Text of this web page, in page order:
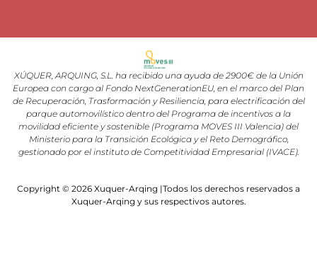
XÚQUER, ARQUING, S.L. ha recibido una ayuda de 2900€ de la Unión
Europea con cargo al Fondo NextGenerationEU, en el marco del Plan
de Recuperación, Trasformación y Resiliencia, para electrificación del
parque automovilístico dentro del Programa de incentivos a la
movilidad eficiente y sostenible (Programa MOVES III Valencia) del
Ministerio para la Transición Ecológica y el Reto Demográfico,
gestionado por el instituto de Competitividad Empresarial (IVACE).
Copyright © 2026 Xuquer-Arqing |Todos los derechos reservados a
Xuquer-Arqing y sus respectivos autores.